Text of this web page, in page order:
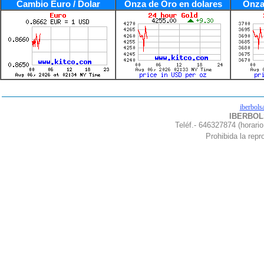
Cambio Euro / Dolar Onza de Oro en dolares
Teléf.- 646327874
Prohibida la